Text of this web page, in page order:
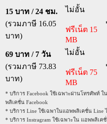
15 บาท / 24 ชม.
(รวมภาษี 16.05
บาท)
ไม่อั้น
ฟรีเน็ต 15
MB
69 บาท / 7 วัน
(รวมภาษี 73.83
บาท)
ไม่อั้น
ฟรีเน็ต 75
MB
* บริการ Facebook ใช้เฉพาะผ่านโทรศัพท์ ใ
พลิเคชั่น Facebook
* บริการ Line ใช้เฉพาในแอพพลิเคชั่น Line
* บริการ Instragram ใช้เฉพาะใน แอพพลิเคชั่